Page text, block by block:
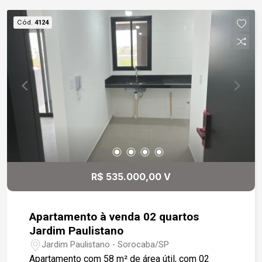
momentos de lazer, que inclui churrasqueira e pia
de apoio. Os dois quartos são bem espaçosos,
sendo um deles uma suíte com ar-condicionado
para garantir seu máximo conforto. Os banheiros
são completos, com gabinetes e box em vidro.
Além disso, o imóvel dispõe de uma vaga de
garagem descoberta. Não perca a oportunidade
de adquirir este excelente apartamento!
Cód. 4124
R$ 535.000,00 V
Apartamento à venda 02 quartos
Jardim Paulistano
Jardim Paulistano - Sorocaba/SP
Apartamento com 58 m² de área útil, com 02